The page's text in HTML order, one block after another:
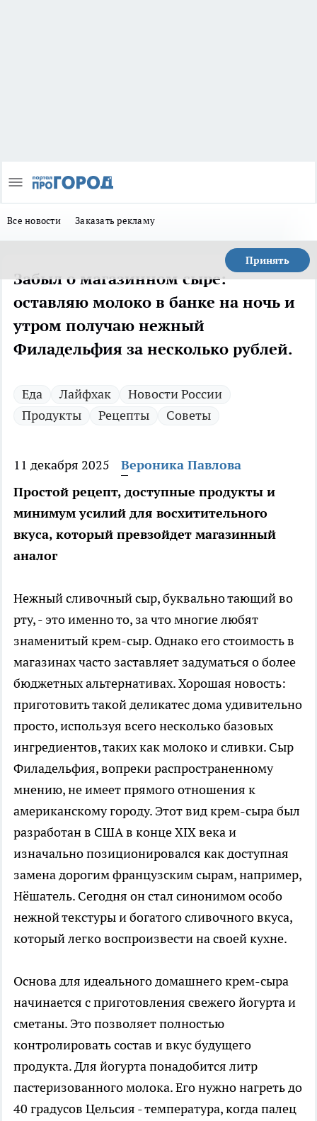
Все новости Заказать рекламу
Принять
Забыл о магазинном сыре:
оставляю молоко в банке на ночь и
утром получаю нежный
Филадельфия за несколько рублей.
Еда Лайфхак
Новости России
Продукты
Рецепты Советы
11 декабря 2025
Вероника Павлова
Простой рецепт, доступные продукты и
минимум усилий для восхитительного
вкуса, который превзойдет магазинный
аналог
Нежный сливочный сыр, буквально тающий во
рту, - это именно то, за что многие любят
знаменитый крем-сыр. Однако его стоимость в
магазинах часто заставляет задуматься о более
бюджетных альтернативах. Хорошая новость:
приготовить такой деликатес дома удивительно
просто, используя всего несколько базовых
ингредиентов, таких как молоко и сливки. Сыр
Филадельфия, вопреки распространенному
мнению, не имеет прямого отношения к
американскому городу. Этот вид крем-сыра был
разработан в США в конце XIX века и
изначально позиционировался как доступная
замена дорогим французским сырам, например,
Нёшатель. Сегодня он стал синонимом особо
нежной текстуры и богатого сливочного вкуса,
который легко воспроизвести на своей кухне.
Основа для идеального домашнего крем-сыра
начинается с приготовления свежего йогурта и
сметаны. Это позволяет полностью
контролировать состав и вкус будущего
продукта. Для йогурта понадобится литр
пастеризованного молока. Его нужно нагреть до
40 градусов Цельсия - температура, когда палец